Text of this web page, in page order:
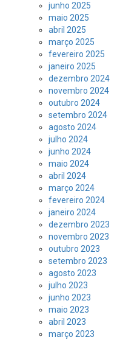
junho 2025
maio 2025
abril 2025
março 2025
fevereiro 2025
janeiro 2025
dezembro 2024
novembro 2024
outubro 2024
setembro 2024
agosto 2024
julho 2024
junho 2024
maio 2024
abril 2024
março 2024
fevereiro 2024
janeiro 2024
dezembro 2023
novembro 2023
outubro 2023
setembro 2023
agosto 2023
julho 2023
junho 2023
maio 2023
abril 2023
março 2023